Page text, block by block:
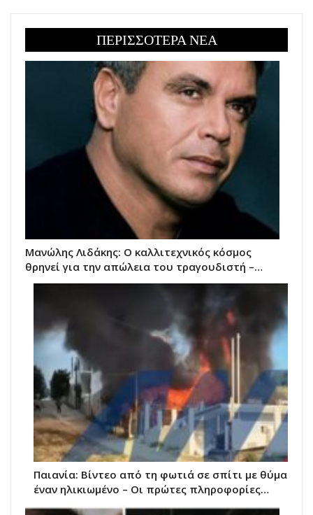
ΠΕΡΙΣΣΟΤΕΡΑ ΝΕΑ
Μανώλης Λιδάκης: Ο καλλιτεχνικός κόσμος
θρηνεί για την απώλεια του τραγουδιστή –…
Παιανία: Βίντεο από τη φωτιά σε σπίτι με θύμα
έναν ηλικιωμένο – Οι πρώτες πληροφορίες…